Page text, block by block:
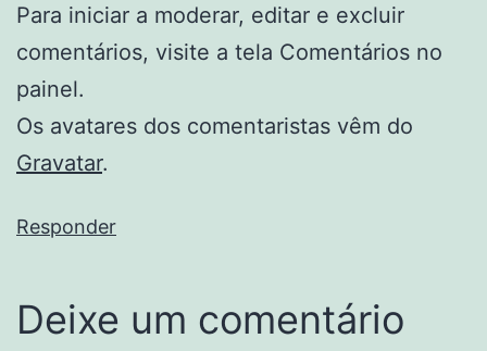
Para iniciar a moderar, editar e excluir
comentários, visite a tela Comentários no
painel.
Os avatares dos comentaristas vêm do
Gravatar.
Responder
Deixe um comentário